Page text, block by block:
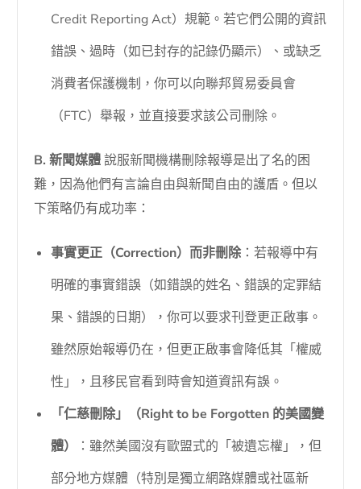
Credit Reporting Act）規範。若它們公開的資訊
錯誤、過時（如已封存的記錄仍顯示）、或缺乏
消費者保護機制，你可以向聯邦貿易委員會
（FTC）舉報，並直接要求該公司刪除。
B. 新聞媒體說服新聞機構刪除報導是出了名的困
難，因為他們有言論自由與新聞自由的護盾。但以
下策略仍有成功率：
事實更正（Correction）而非刪除：若報導中有
明確的事實錯誤（如錯誤的姓名、錯誤的定罪結
果、錯誤的日期），你可以要求刊登更正啟事。
雖然原始報導仍在，但更正啟事會降低其「權威
性」，且移民官看到時會知道資訊有誤。
「仁慈刪除」（Right to be Forgotten 的美國變
體）
：雖然美國沒有歐盟式的「被遺忘權」，但
部分地方媒體（特別是獨立網路媒體或社區新